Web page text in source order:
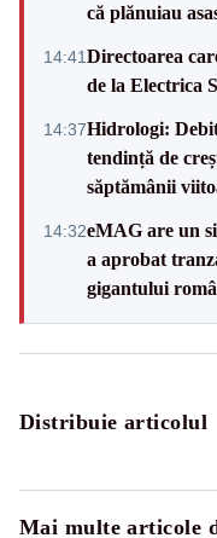
că plănuiau
14:41Directoarea
de la Electrica
14:37Hidrologi:
tendință de
săptămânii
14:32eMAG are un
a aprobat
gigantului
Distribuie articolul
Mai multe articole